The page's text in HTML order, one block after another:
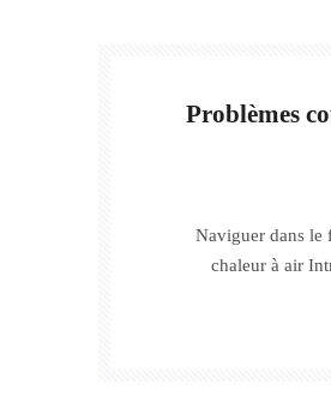
Problèmes
Naviguer dans le
chaleur à air